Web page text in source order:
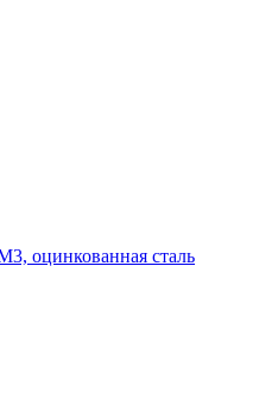
оцинкованная сталь